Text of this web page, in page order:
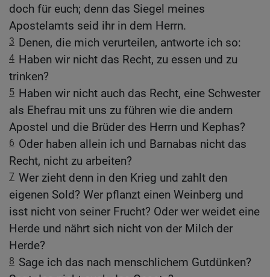
doch für euch; denn das Siegel meines
Apostelamts seid ihr in dem Herrn.
3 Denen, die mich verurteilen, antworte ich so:
4 Haben wir nicht das Recht, zu essen und zu
trinken?
5 Haben wir nicht auch das Recht, eine Schwester
als Ehefrau mit uns zu führen wie die andern
Apostel und die Brüder des Herrn und Kephas?
6 Oder haben allein ich und Barnabas nicht das
Recht, nicht zu arbeiten?
7 Wer zieht denn in den Krieg und zahlt den
eigenen Sold? Wer pflanzt einen Weinberg und
isst nicht von seiner Frucht? Oder wer weidet eine
Herde und nährt sich nicht von der Milch der
Herde?
8 Sage ich das nach menschlichem Gutdünken?